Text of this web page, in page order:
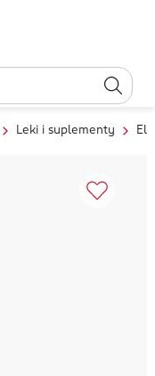
Leki i suplementy